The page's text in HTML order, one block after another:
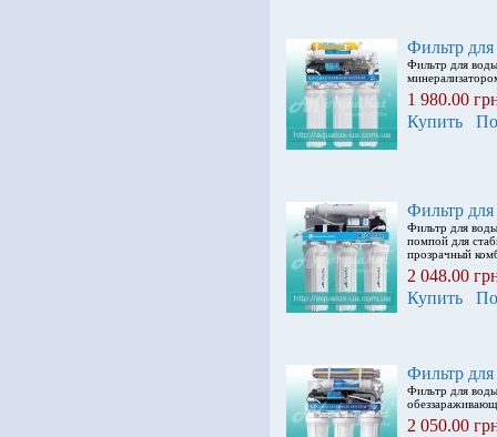
Фильтр
Фильтр для
1 980.00
Купить
Фильтр
Фильтр для
помпой для
прозрачный
2 048.00
Купить
Фильтр
Фильтр для
2 050.00